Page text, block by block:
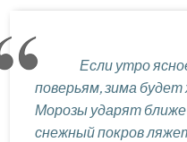
Если утро
поверьям, зима будет
Морозы ударят ближе
снежный покров